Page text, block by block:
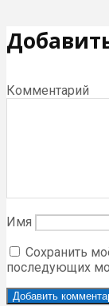
Комментарий
Имя
Сохранить
последующих